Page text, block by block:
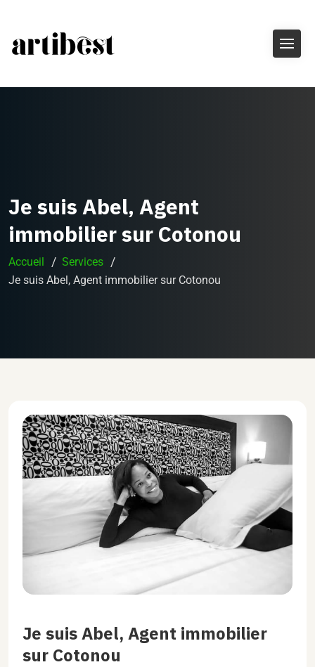
Je suis Abel, Agent
immobilier sur Cotonou
Accueil
Services
Je suis Abel, Agent immobilier sur Cotonou
Je suis Abel, Agent immobilier
sur Cotonou